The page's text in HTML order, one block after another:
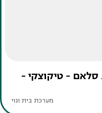
סלאם - טיקוצקי -
מערכת בית ונוי